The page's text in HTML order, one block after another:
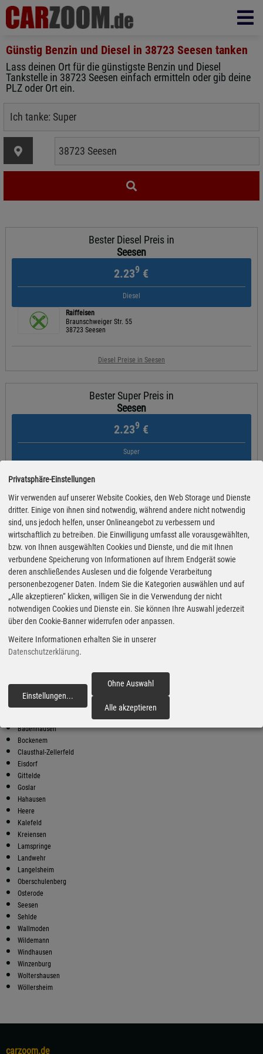
Günstig Benzin und Diesel in 38723 Seesen tanken
Lass deinen Ort für die günstigste Benzin und Diesel
Tankstelle in 38723 Seesen einfach ermitteln oder gib deine
PLZ oder Ort ein.
Bester Diesel Preis in
Seesen
2.239 €
Diesel
Raiffeisen
Braunschweiger Str. 55
38723 Seesen
Diesel Preise in Seesen
Bester Super Preis in
Seesen
2.239 €
Super
Am Lindenfeld 2
37581 Bad Gandersheim
Super Preise in Seesen
Bester Super E10 Preis in
Seesen
2.179€
Super E10
Raiffeisen
37581 Bad Gandersheim
Super E10 Preise in Seesen
Preiswerter tanken - finden Sie die günstigsten Benzin und Diesel
Preise in Ihrer Stadt
Badenhausen
Bockenem
Clausthal-Zellerfeld
Eisdorf
Gittelde
Goslar
Hahausen
Heere
Kalefeld
Kreiensen
Lamspringe
Landwehr
Langelsheim
Oberschulenberg
Osterode
Seesen
Sehlde
Wallmoden
Wildemann
Windhausen
Winzenburg
Woltershausen
Wöllersheim
carzoom.de
Privatsphäre-Einstellungen
Wir verwenden auf unserer Website Cookies, den Web Storage und Dienste
dritter. Einige von ihnen sind notwendig, während andere nicht notwendig
sind, uns jedoch helfen, unser Onlineangebot zu verbessern und
wirtschaftlich zu betreiben. Die Einwilligung umfasst alle vorausgewählten,
bzw. von Ihnen ausgewählten Cookies und Dienste, und die mit Ihnen
verbundene Speicherung von Informationen auf Ihrem Endgerät sowie
deren anschließendes Auslesen und die folgende Verarbeitung
personenbezogener Daten. Indem Sie die Kategorien auswählen und auf
„Alle akzeptieren“ klicken, willigen Sie in die Verwendung der nicht
notwendigen Cookies und Dienste ein. Sie können Ihre Auswahl jederzeit
über den Cookie-Banner widerrufen oder anpassen.
Weitere Informationen erhalten Sie in unserer
Datenschutzerklärung.
Einstellungen...
Ohne Auswahl
Alle akzeptieren